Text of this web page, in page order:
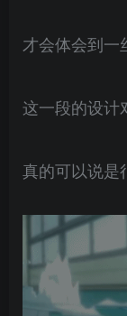
才会体会到一
这一段的设计
真的可以说是